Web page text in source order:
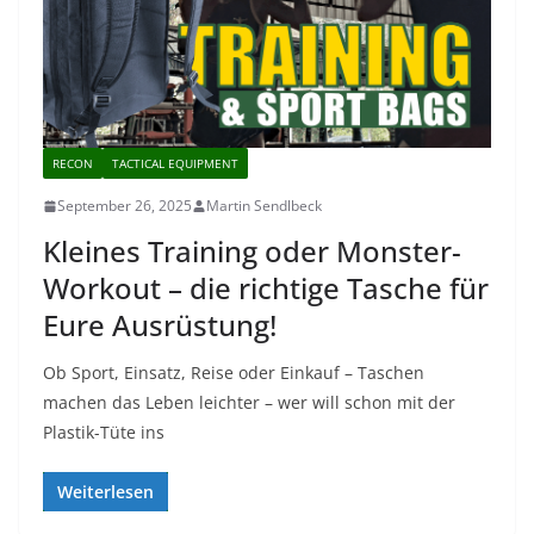
RECON TACTICAL EQUIPMENT
September 26, 2025 Martin Sendlbeck
Kleines Training oder Monster-
Workout – die richtige Tasche für
Eure Ausrüstung!
Ob Sport, Einsatz, Reise oder Einkauf – Taschen
machen das Leben leichter – wer will schon mit der
Plastik-Tüte ins
Weiterlesen